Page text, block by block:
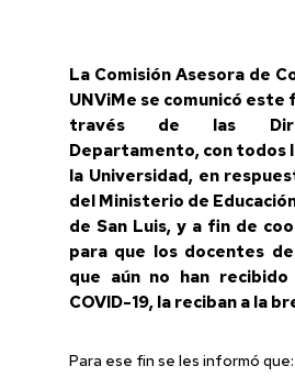
La Comisión Asesora de
UNViMe se comunicó este
través de las
Departamento, con todos
la Universidad, en
del Ministerio de
de San Luis, y a fin de
para que los docentes
que aún no han
COVID-19, la reciban a la
Para ese fin se les informó que: